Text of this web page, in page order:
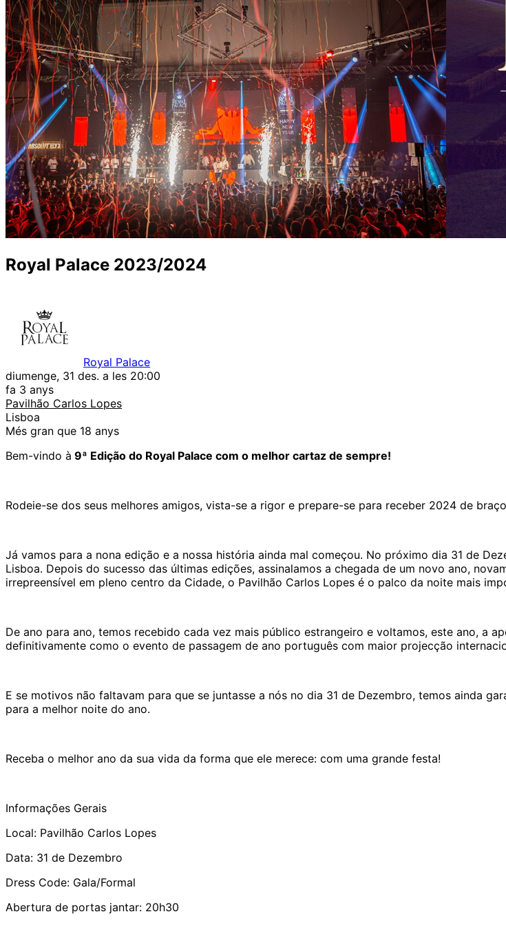
Royal Palace 2023/2024
Royal Palace
diumenge, 31 des. a les 20:00
fa 3 anys
Pavilhão Carlos Lopes
Lisboa
Més gran que 18 anys
Bem-vindo à 9ª Edição do Royal Palace com o melhor cartaz de sempre!
Rodeie-se dos seus melhores amigos, vista-se a rigor e prepare-se para receber 2024 de
Já vamos para a nona edição e a nossa história ainda mal começou. No próximo dia 31 de
Lisboa. Depois do sucesso das últimas edições, assinalamos a chegada de um novo ano,
irrepreensível em pleno centro da Cidade, o Pavilhão Carlos Lopes é o palco da noite mais
De ano para ano, temos recebido cada vez mais público estrangeiro e voltamos, este ano, a
definitivamente como o evento de passagem de ano português com maior projecção
E se motivos não faltavam para que se juntasse a nós no dia 31 de Dezembro, temos ainda
para a melhor noite do ano.
Receba o melhor ano da sua vida da forma que ele merece: com uma grande festa!
Informações Gerais
Local: Pavilhão Carlos Lopes
Data: 31 de Dezembro
Dress Code: Gala/Formal
Abertura de portas jantar: 20h30